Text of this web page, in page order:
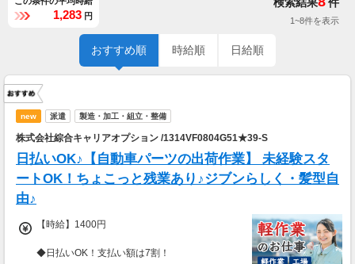
1,283 円 1~8件を表示
おすすめ順 時給順 日給順
new 派遣 製造・加工・組立・整備
株式会社綜合キャリアオプション /1314VF0804G51★39-S
日払いOK♪【自動車パーツの出荷作業】 未経験スタ
ートOK！ちょこっと残業あり♪ジブンらしく・髪型自
由♪
【時給】1400円
◆日払いOK！支払い額は7割！